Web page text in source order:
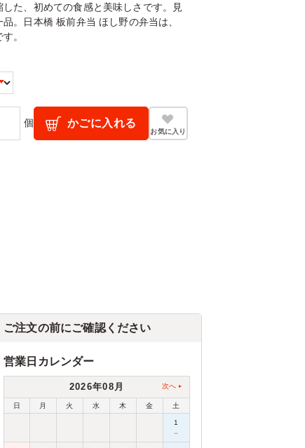
た、初めての食感と美味しさです。見
。日本橋 板前弁当 ほし野の弁当は、
。
個 かごに入れる
お気に入り
ご注文の前にご確認ください
営業日カレンダー
2026年08月 次へ
日 月 火 水 木 金 土
1
－